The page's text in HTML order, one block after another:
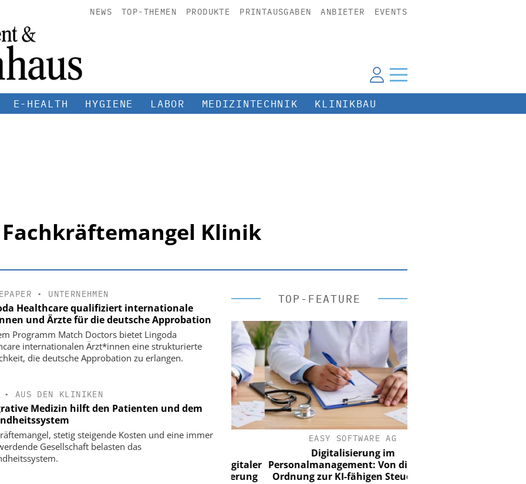
NEWS TOP-THEMEN PRODUKTE PRINTAUSGABEN ANBIETER EVENTS
E-HEALTH HYGIENE LABOR MEDIZINTECHNIK KLINIKBAU
Fachkräftemangel Klinik
• UNTERNEHMEN
Healthcare qualifiziert internationale
und Ärzte für die deutsche Approbation
Programm Match Doctors bietet Lingoda
internationalen Ärzt*innen eine strukturierte
die deutsche Approbation zu erlangen.
• AUS DEN KLINIKEN
Medizin hilft den Patienten und dem
stetig steigende Kosten und eine immer
Gesellschaft belasten das
TOP-FEATURE
AG
im
digitaler
EASY SOFTWARE AG
Digitalisierung im
Personalmanagement: Von digitaler
EASY SOFTWARE AG
Digitalisierung im
Personalmanagement: Von digitaler
Ordnung zur KI-fähigen Steuerung